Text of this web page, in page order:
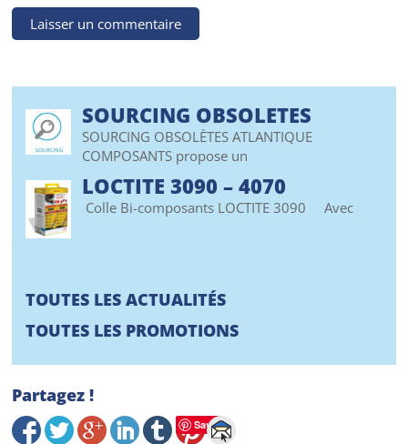
SOURCING OBSOLETES
SOURCING OBSOLÈTES ATLANTIQUE
COMPOSANTS propose un
LOCTITE 3090 – 4070
Colle Bi-composants LOCTITE 3090 Avec
TOUTES LES ACTUALITÉS
TOUTES LES PROMOTIONS
Partagez !
Save